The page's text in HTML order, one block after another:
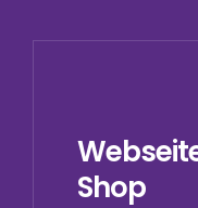
Shop